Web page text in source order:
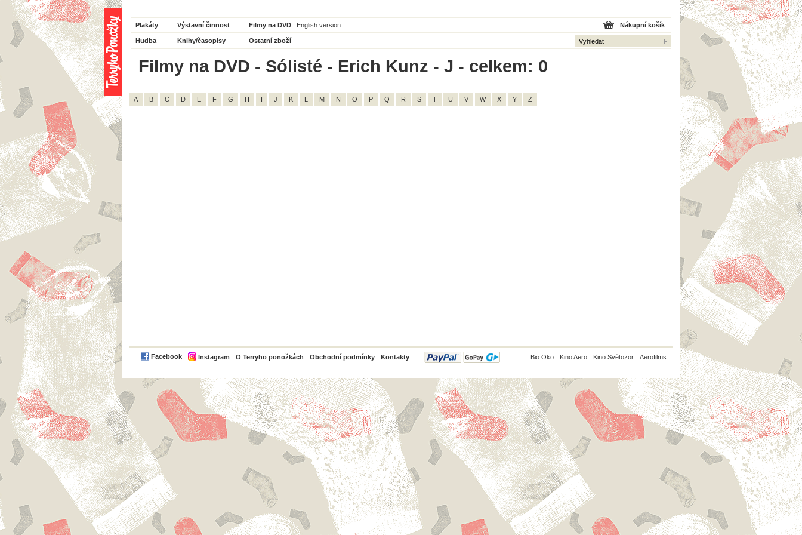
Plakáty Výstavní činnost Filmy na DVD English version
Hudba Knihy/časopisy Ostatní zboží
Nákupní košík
Filmy na DVD - Sólisté - Erich Kunz - J - celkem: 0
A B C D E F G H I J K L M N O P Q R S T U V W X Y Z
Facebook Instagram O Terryho ponožkách Obchodní podmínky Kontakty
PayPal Bio Oko Kino Aero Kino Světozor Aerofilms